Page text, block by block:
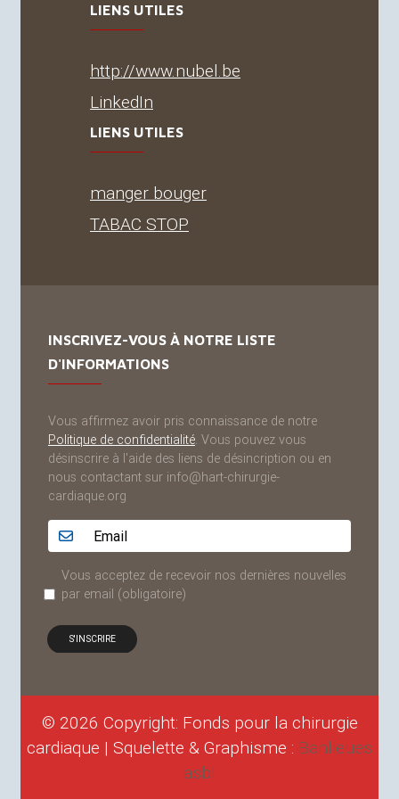
LIENS UTILES
http://www.nubel.be
LinkedIn
LIENS UTILES
manger bouger
TABAC STOP
INSCRIVEZ-VOUS À NOTRE LISTE
D'INFORMATIONS
Vous affirmez avoir pris connaissance de notre
Politique de confidentialité. Vous pouvez vous
désinscrire à l'aide des liens de désincription ou en
nous contactant sur info@hart-chirurgie-
cardiaque.org
Adresse email...
Vous acceptez de recevoir nos dernières nouvelles
par email (obligatoire)
© 2026 Copyright: Fonds pour la chirurgie
cardiaque | Squelette & Graphisme : Banlieues
asbl